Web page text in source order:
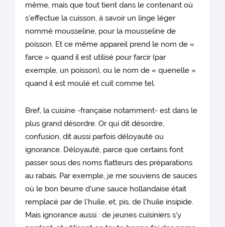
même, mais que tout tient dans le contenant où
s'effectue la cuisson, à savoir un linge léger
nommé mousseline, pour la mousseline de
poisson. Et ce même appareil prend le nom de «
farce » quand il est utilisé pour farcir (par
exemple, un poisson), ou le nom de « quenelle »
quand il est moulé et cuit comme tel.
Bref, la cuisine -française notamment- est dans le
plus grand désordre. Or qui dit désordre,
confusion, dit aussi parfois déloyauté ou
ignorance. Déloyauté, parce que certains font
passer sous des noms flatteurs des préparations
au rabais. Par exemple, je me souviens de sauces
où le bon beurre d'une sauce hollandaise était
remplacé par de l'huile, et, pis, de l'huile insipide.
Mais ignorance aussi : de jeunes cuisiniers s'y